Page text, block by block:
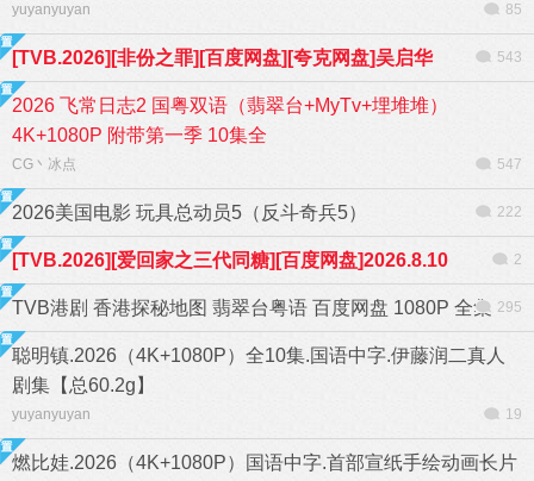
yuyanyuyan 85
[TVB.2026][非份之罪][百度网盘][夸克网盘]吴启华 543
2026 飞常日志2 国粤双语（翡翠台+MyTv+埋堆堆）
4K+1080P 附带第一季 10集全
CG丶冰点 547
2026美国电影 玩具总动员5（反斗奇兵5） 222
[TVB.2026][爱回家之三代同糖][百度网盘]2026.8.10 2
TVB港剧 香港探秘地图 翡翠台粤语 百度网盘 1080P 全集 295
聪明镇.2026（4K+1080P）全10集.国语中字.伊藤润二真人
剧集【总60.2g】
yuyanyuyan 19
燃比娃.2026（4K+1080P）国语中字.首部宣纸手绘动画长片